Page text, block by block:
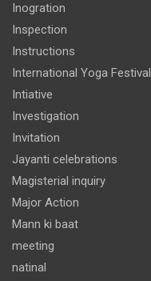
Inogration
Inspection
Instructions
International Yoga Festival
Intiative
Investigation
Invitation
Jayanti celebrations
Magisterial inquiry
Major Action
Mann ki baat
meeting
natinal